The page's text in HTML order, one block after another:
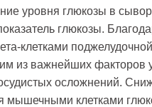
уровня глюкозы в
глюкозы.
клетками
из важнейших
осложнений.
мышечными клетками